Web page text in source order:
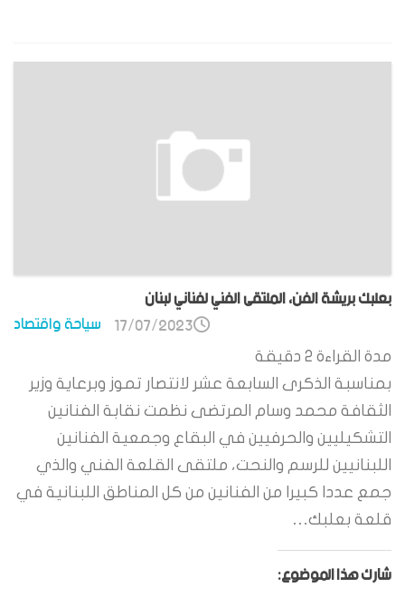
بعلبك بريشة الفن، الملتقى الفني لفناني لبنان
سياحة واقتصاد 17/07/2023
مدة القراءة 2 دقيقة
بمناسبة الذكرى السابعة عشر لانتصار تموز وبرعاية وزير
الثقافة محمد وسام المرتضى نظمت نقابة الفنانين
التشكيليين والحرفيين في البقاع وجمعية الفنانين
اللبنانيين للرسم والنحت، ملتقى القلعة الفني والذي
جمع عددا كبيرا من الفنانين من كل المناطق اللبنانية في
قلعة بعلبك…
شارك هذا الموضوع: